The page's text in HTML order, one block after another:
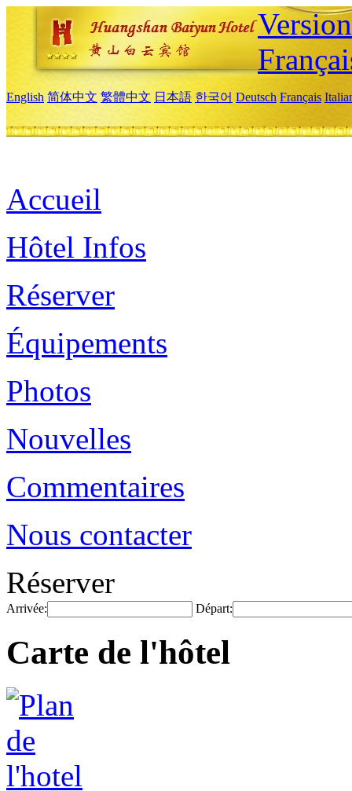
English 简体中文 繁體中文 日本語 한국어 Deutsch Français
Accueil
Hôtel Infos
Réserver
Équipements
Photos
Nouvelles
Commentaires
Nous contacter
Réserver
Arrivée: Départ:
Carte de l'hôtel